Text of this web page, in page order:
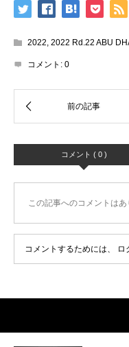
2022, 2022 Rd.22 ABU
コメント: 0
コメント ( 0 )
この記事へのコメントはあ
コメントするためには、 ロ